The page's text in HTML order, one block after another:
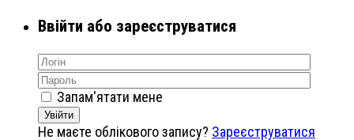
Ввійти або зареєструватися
Запам'ятати мене
Увійти
Не маєте облікового запису? Зареєструватися